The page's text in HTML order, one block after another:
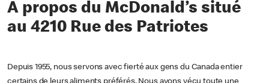
À propos du McDonald’s situé
au 4210 Rue des Patriotes
Depuis 1955, nous servons avec fierté aux gens du Canada entier